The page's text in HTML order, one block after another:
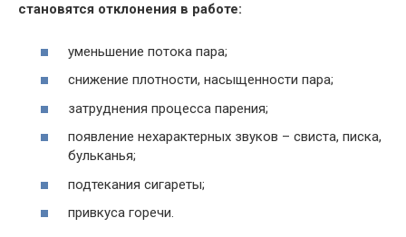
становятся отклонения в работе:
уменьшение потока пара;
снижение плотности, насыщенности пара;
затруднения процесса парения;
появление нехарактерных звуков – свиста, писка,
бульканья;
подтекания сигареты;
привкуса горечи.